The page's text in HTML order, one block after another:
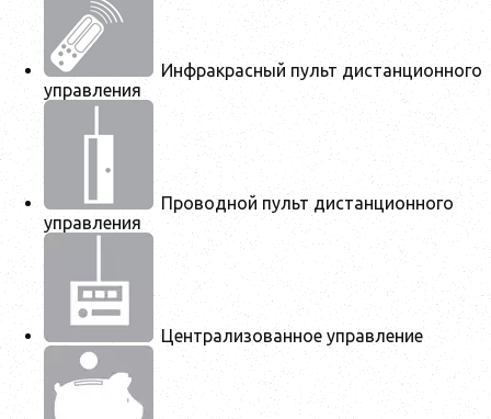
Инфракрасный пульт дистанционного
управления
Проводной пульт дистанционного
управления
Централизованное управление